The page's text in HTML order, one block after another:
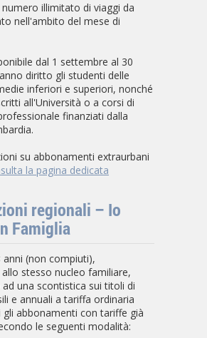
illimitato di viaggi da
nell'ambito del mese di
dal 1 settembre al 30
diritto gli studenti delle
inferiori e superiori, nonché
all'Università o a corsi di
finanziati dalla
su abbonamenti extraurbani
la pagina dedicata
regionali – Io
Famiglia
anni (non compiuti),
stesso nucleo familiare,
una scontistica sui titoli di
e annuali a tariffa ordinaria
gli abbonamenti con tariffe già
le seguenti modalità: